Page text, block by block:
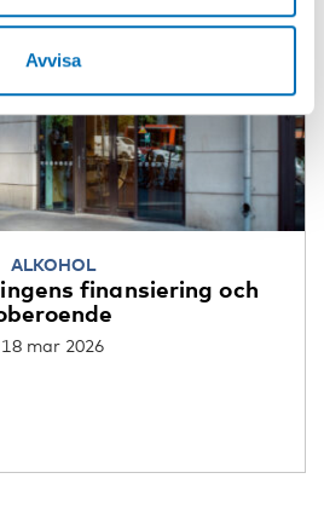
Avvisa
ALKOHOL
finansiering och
18 mar 2026